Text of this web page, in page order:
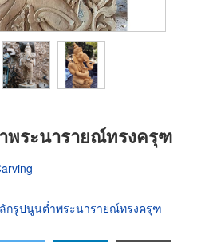
พระนารายณ์ทรงครุฑ
กรูปนูนต่ำพระนารายณ์ทรงครุฑ